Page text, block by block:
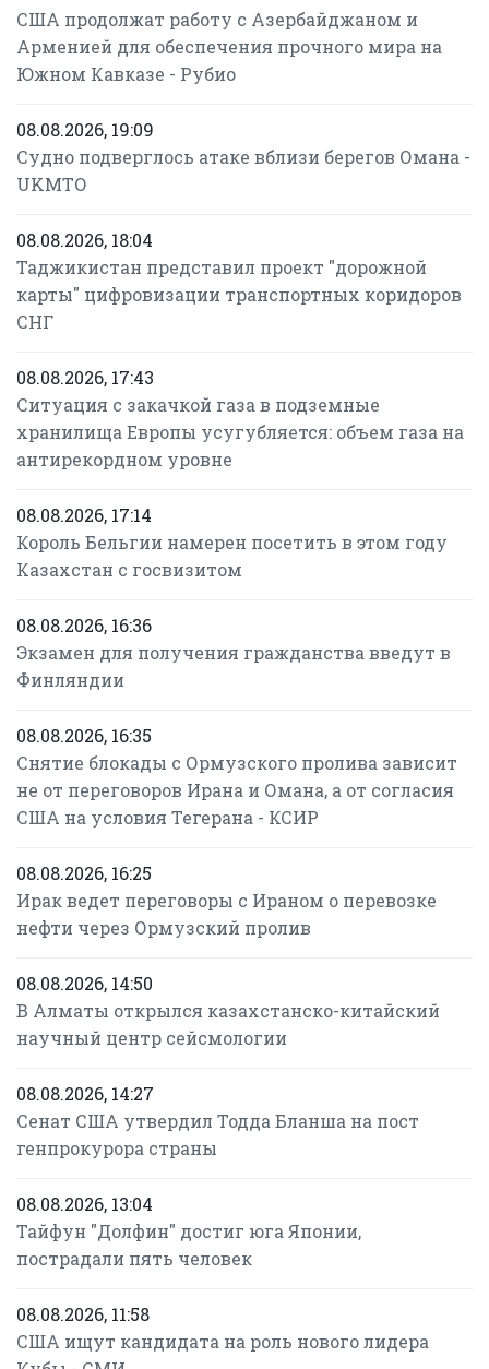
США продолжат работу с Азербайджаном и
Арменией для обеспечения прочного мира на
Южном Кавказе - Рубио
08.08.2026, 19:09
Судно подверглось атаке вблизи берегов Омана -
UKMTO
08.08.2026, 18:04
Таджикистан представил проект "дорожной
карты" цифровизации транспортных коридоров
СНГ
08.08.2026, 17:43
Ситуация с закачкой газа в подземные
хранилища Европы усугубляется: объем газа на
антирекордном уровне
08.08.2026, 17:14
Король Бельгии намерен посетить в этом году
Казахстан с госвизитом
08.08.2026, 16:36
Экзамен для получения гражданства введут в
Финляндии
08.08.2026, 16:35
Снятие блокады с Ормузского пролива зависит
не от переговоров Ирана и Омана, а от согласия
США на условия Тегерана - КСИР
08.08.2026, 16:25
Ирак ведет переговоры с Ираном о перевозке
нефти через Ормузский пролив
08.08.2026, 14:50
В Алматы открылся казахстанско-китайский
научный центр сейсмологии
08.08.2026, 14:27
Сенат США утвердил Тодда Бланша на пост
генпрокурора страны
08.08.2026, 13:04
Тайфун "Долфин" достиг юга Японии,
пострадали пять человек
08.08.2026, 11:58
США ищут кандидата на роль нового лидера